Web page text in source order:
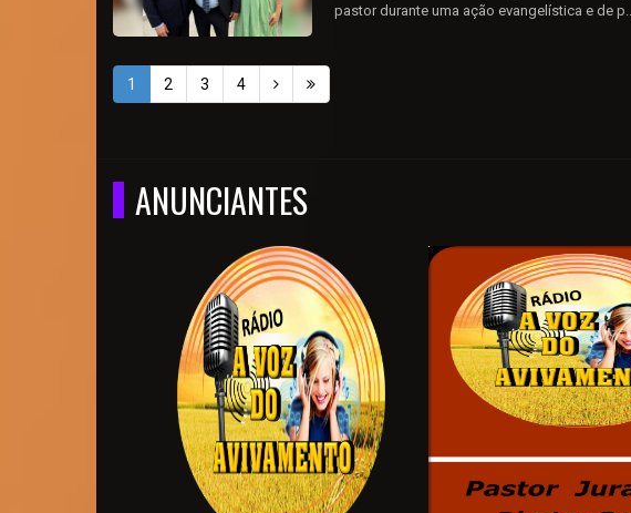
pastor durante uma ação evangelística e de p...
1 2 3 4
ANUNCIANTES